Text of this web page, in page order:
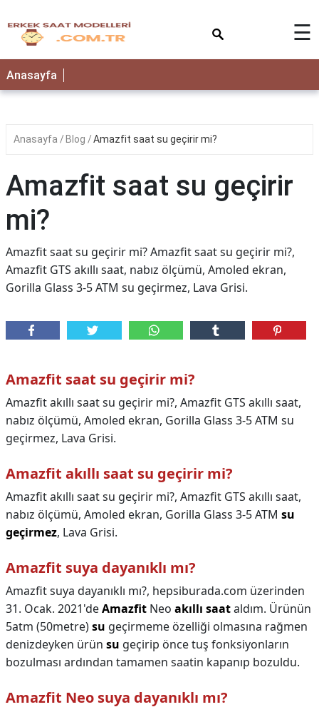
☰
Anasayfa
Anasayfa Blog Amazfit saat su geçirir mi?
Amazfit saat su geçirir
mi?
Amazfit saat su geçirir mi? Amazfit saat su geçirir mi?,
Amazfit GTS akıllı saat, nabız ölçümü, Amoled ekran,
Gorilla Glass 3-5 ATM su geçirmez, Lava Grisi.
Amazfit saat su geçirir mi?
Amazfit akıllı saat su geçirir mi?, Amazfit GTS akıllı saat,
nabız ölçümü, Amoled ekran, Gorilla Glass 3-5 ATM su
geçirmez, Lava Grisi.
Amazfit akıllı saat su geçirir mi?
Amazfit akıllı saat su geçirir mi?, Amazfit GTS akıllı saat,
nabız ölçümü, Amoled ekran, Gorilla Glass 3-5 ATM su
geçirmez, Lava Grisi.
Amazfit suya dayanıklı mı?
Amazfit suya dayanıklı mı?, hepsiburada.com üzerinden
31. Ocak. 2021'deAmazfit Neo akıllı saataldım. Ürünün
5atm (50metre)su geçirmeme özelliği olmasına rağmen
denizdeyken ürün su geçirip önce tuş fonksiyonların
bozulması ardından tamamen saatin kapanıp bozuldu.
Amazfit Neo suya dayanıklı mı?